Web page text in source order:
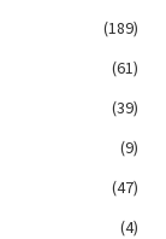
(189)
(61)
(39)
(9)
(47)
(4)